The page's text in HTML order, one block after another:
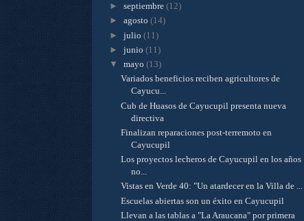
►septiembre(12)
►agosto(14)
►julio(11)
►junio(11)
▼mayo(13)
Variados beneficios reciben agricultores de
Cayucu...
Cub de Huasos de Cayucupil presenta nueva
directiva
Finalizan reparaciones post-terremoto en
Cayucupil
Los proyectos lecheros de Cayucupil en los años
no...
Vistas en Verde 40: "Un atardecer en la Villa de ...
Escuelas abiertas son un éxito en Cayucupil
Llevan a las tablas a "La Araucana" por primera